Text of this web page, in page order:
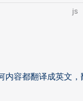
js
容都翻译成英文